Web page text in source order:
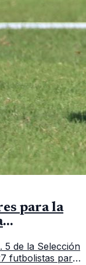
para la
5 de la Selección
futbolistas para